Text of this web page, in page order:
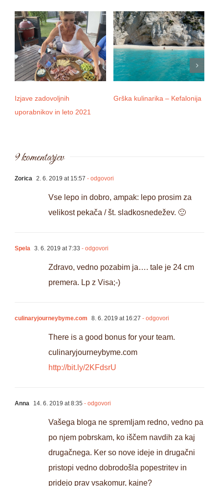
Izjave zadovoljnih
uporabnikov in leto 2021
Grška kulinarika – Kefalonija
9 komentarjev
Zorica 2. 6. 2019 at 15:57 - odgovori
Vse lepo in dobro, ampak: lepo prosim za
velikost pekača / št. sladkosnedežev. 🙂
Spela 3. 6. 2019 at 7:33 - odgovori
Zdravo, vedno pozabim ja…. tale je 24 cm
premera. Lp z Visa;-)
culinaryjourneybyme.com 8. 6. 2019 at 16:27 - odgovori
There is a good bonus for your team.
culinaryjourneybyme.com
http://bit.ly/2KFdsrU
Anna 14. 6. 2019 at 8:35 - odgovori
Vašega bloga ne spremljam redno, vedno pa
po njem pobrskam, ko iščem navdih za kaj
drugačnega. Ker so nove ideje in drugačni
pristopi vedno dobrodošla popestritev in
pridejo prav vsakomur, kajne?